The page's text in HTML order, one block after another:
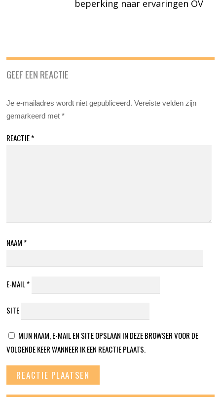
beperking naar ervaringen OV
GEEF EEN REACTIE
Je e-mailadres wordt niet gepubliceerd. Vereiste velden zijn
gemarkeerd met*
REACTIE*
NAAM *
E-MAIL*
SITE
MIJN NAAM, E-MAIL EN SITE OPSLAAN IN DEZE BROWSER VOOR DE
VOLGENDE KEER WANNEER IK EEN REACTIE PLAATS.